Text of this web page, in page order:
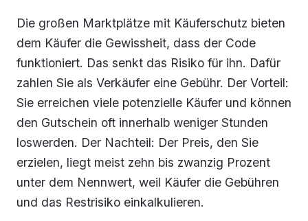
Die großen Marktplätze mit Käuferschutz bieten
dem Käufer die Gewissheit, dass der Code
funktioniert. Das senkt das Risiko für ihn. Dafür
zahlen Sie als Verkäufer eine Gebühr. Der Vorteil:
Sie erreichen viele potenzielle Käufer und können
den Gutschein oft innerhalb weniger Stunden
loswerden. Der Nachteil: Der Preis, den Sie
erzielen, liegt meist zehn bis zwanzig Prozent
unter dem Nennwert, weil Käufer die Gebühren
und das Restrisiko einkalkulieren.